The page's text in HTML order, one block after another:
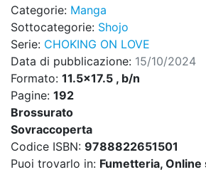
Categorie: Manga
Sottocategorie: Shojo
Serie: CHOKING ON LOVE
Data di pubblicazione: 15/10/2024
Formato: 11.5x17.5 , b/n
Pagine: 192
Brossurato
Sovraccoperta
Codice ISBN: 9788822651501
Puoi trovarlo in: Fumetteria,